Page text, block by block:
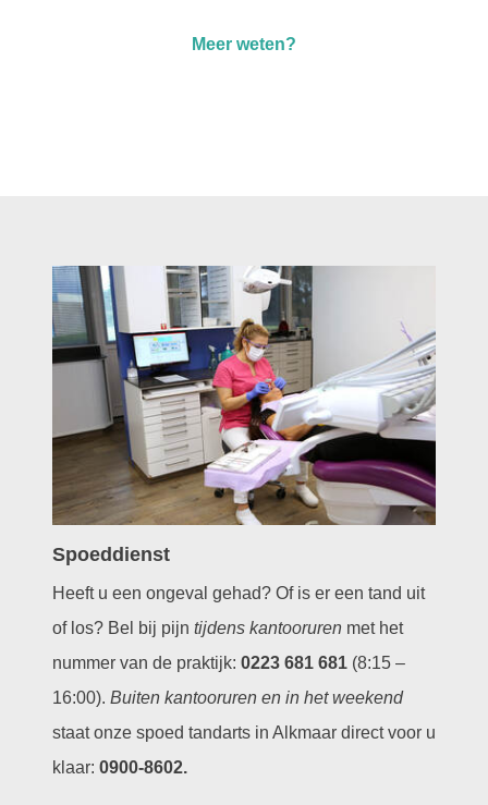
Meer weten?
Spoeddienst
Heeft u een ongeval gehad? Of is er een tand uit
of los? Bel bij pijn tijdens kantoorurenmet het
nummer van de praktijk: 0223 681 681(8:15 –
16:00). Buiten kantooruren en in het weekend
staat onze spoed tandarts in Alkmaar direct voor u
klaar: 0900-8602.